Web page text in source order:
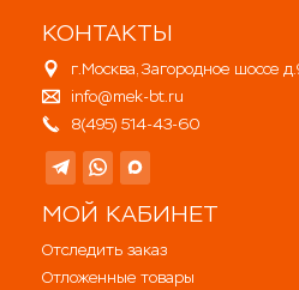
КОНТАКТЫ
г.Москва, Загородное шоссе
info@mek-bt.ru
8(495) 514-43-60
МОЙ КАБИНЕТ
Отследить заказ
Отложенные товары